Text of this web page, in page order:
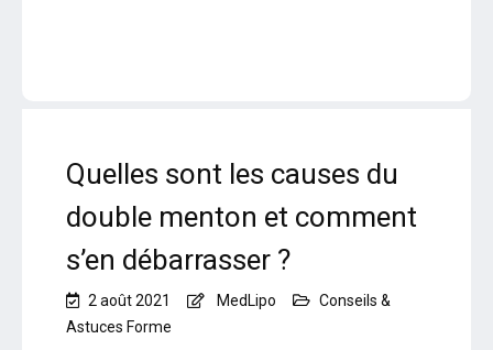
Quelles sont les causes du
double menton et comment
s’en débarrasser ?
2 août 2021 MedLipo
Conseils &
Astuces Forme